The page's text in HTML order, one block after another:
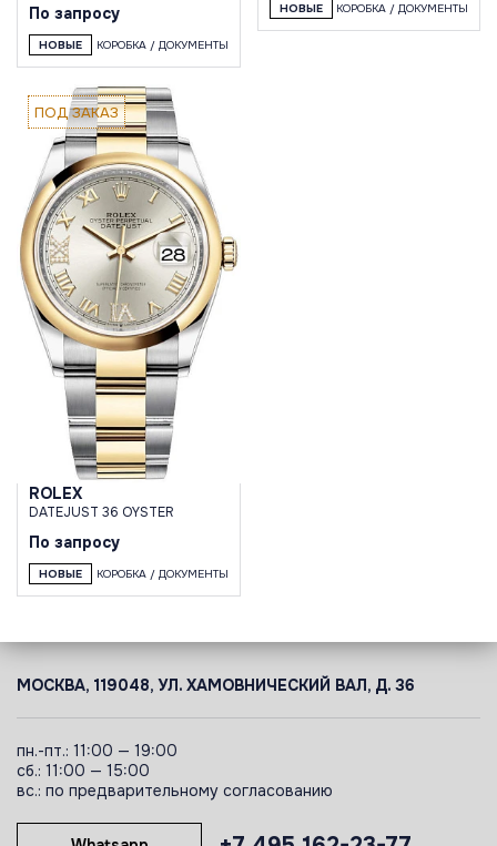
По запросу
НОВЫЕ КОРОБКА / ДОКУМЕНТЫ
НОВЫЕ КОРОБКА / ДОКУМЕНТЫ
ПОД ЗАКАЗ
ROLEX
DATEJUST 36 OYSTER
По запросу
НОВЫЕ КОРОБКА / ДОКУМЕНТЫ
МОСКВА, 119048, УЛ. ХАМОВНИЧЕСКИЙ ВАЛ, Д. 36
пн.-пт.: 11:00 — 19:00
сб.: 11:00 — 15:00
вс.: по предварительному согласованию